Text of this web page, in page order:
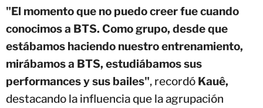
"El momento que no puedo creer fue cuando
conocimos a BTS. Como grupo, desde que
estábamos haciendo nuestro entrenamiento,
mirábamos a BTS, estudiábamos sus
performances y sus bailes", recordó Kauê,
destacando la influencia que la agrupación